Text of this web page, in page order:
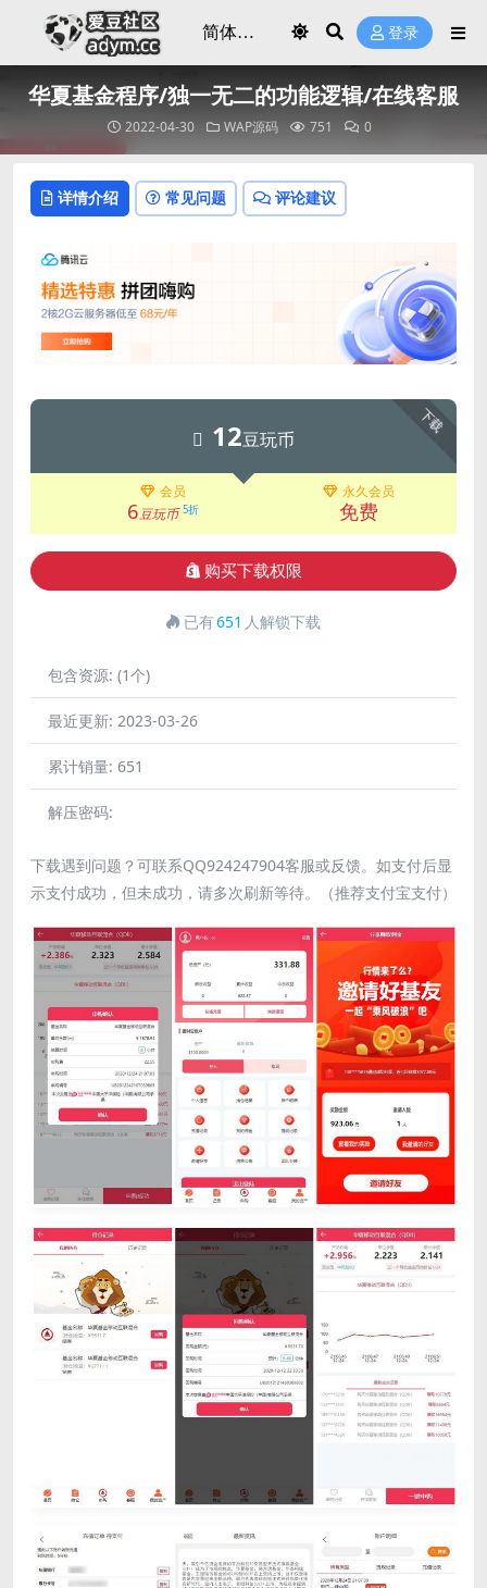
登录
华夏基金程序/独一无二的功能逻辑/在线客服
2022-04-30 WAP源码 751 0
详情介绍 常见问题 评论建议
下载
12豆玩币
会员
6豆玩币 5折
永久会员
免费
购买下载权限
已有651 人解锁下载
包含资源: (1个)
最近更新: 2023-03-26
累计销量: 651
解压密码:
下载遇到问题？可联系QQ924247904客服或反馈。如支付后显
示支付成功，但未成功，请多次刷新等待。（推荐支付宝支付）